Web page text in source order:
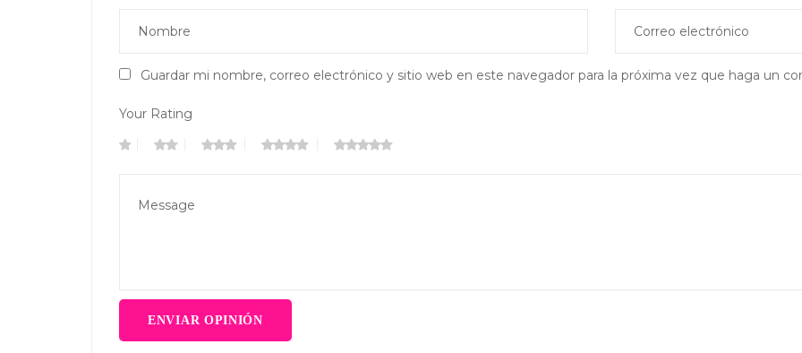
Guardar mi nombre, correo electrónico y sitio web en este navegador para la próxima vez que haga un
Your Rating